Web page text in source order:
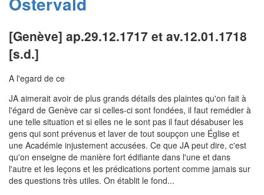
[Genève] ap.29.12.1717 et av.12.01.1718
[s.d.]
A l'egard de ce
JA aimerait avoir de plus grands détails des plaintes qu'on fait à
l'égard de Genève car si celles-ci sont fondées, il faut remédier à
une telle situation et si elles ne le sont pas il faut désabuser les
gens qui sont prévenus et laver de tout soupçon une Église et
une Académie injustement accusées. Ce que JA peut dire, c'est
qu'on enseigne de manière fort édifiante dans l'une et dans
l'autre et les leçons et les prédications portent comme jamais sur
des questions très utiles. On établit le fond...